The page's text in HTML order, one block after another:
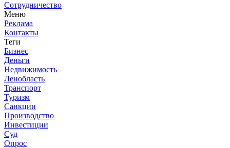
Сотрудничество
Меню
Реклама
Контакты
Теги
Бизнес
Деньги
Недвижимость
Ленобласть
Транспорт
Туризм
Санкции
Производство
Инвестиции
Суд
Опрос